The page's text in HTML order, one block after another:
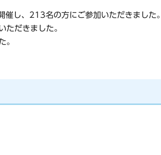
催し、213名の方にご参加いただきました。
ただきました。
。